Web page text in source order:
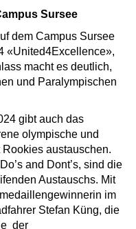
Sursee
dem Campus Sursee
«United4Excellence»,
macht es deutlich,
und Paralympischen
gibt auch das
olympische und
austauschen.
and Dont’s, sind die
Austauschs. Mit
im
Stefan Küng, die
der